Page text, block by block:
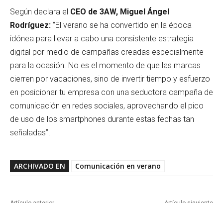
Según declara el CEO de 3AW, Miguel Ángel
Rodríguez: “El verano se ha convertido en la época
idónea para llevar a cabo una consistente estrategia
digital por medio de campañas creadas especialmente
para la ocasión. No es el momento de que las marcas
cierren por vacaciones, sino de invertir tiempo y esfuerzo
en posicionar tu empresa con una seductora campaña de
comunicación en redes sociales, aprovechando el pico
de uso de los smartphones durante estas fechas tan
señaladas”.
ARCHIVADO EN Comunicación en verano